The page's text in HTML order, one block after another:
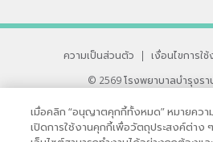
ความเป็นส่วนตัว | เงื่อนไขการใช้
© 2569 โรงพยาบาลบำรุงรา
33 สุขุมวิท ซอย 3 เขตวัฒนา กรุงเทพ
หากท่านมีข้อคิดเห็นหรือปัญหาในกา
เมื่อคลิก “อนุญาตคุกกี้ทั้งหมด” หมายควา
เปิดการใช้งานคุกกี้เพื่อวัตถุประสงค์ต่าง